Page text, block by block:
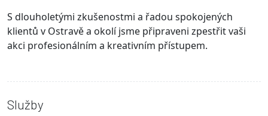
S dlouholetými zkušenostmi a řadou spokojených
klientů v Ostravě a okolí jsme připraveni zpestřit vaši
akci profesionálním a kreativním přístupem.
Služby